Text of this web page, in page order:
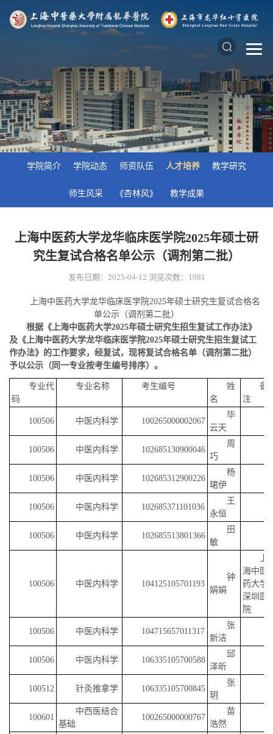
学院简介 学院动态 师资队伍 人才培养 教学研究
师生风采 《杏林风》 教学成果
上海中医药大学龙华临床医学院2025年硕士研
究生复试合格名单公示（调剂第二批）
发布日期：2025-04-12 浏览次数： 1981
上海中医药大学龙华临床医学院2025年硕士研究生复试合格名
单公示（调剂第二批）
根据《上海中医药大学2025年硕士研究生招生复试工作办法》
及《上海中医药大学龙华临床医学院2025年硕士研究生招生复试工
作办法》的工作要求，经复试，现将复试合格名单（调剂第二批）
予以公示（同一专业按考生编号排序）。
专业代
码
专业名称 考生编号
姓
名
备
注
100506 中医内科学 100265000002067
毕
云天
100506 中医内科学 102685130900046
周
巧
100506 中医内科学 102685312900226
杨
珺伊
100506 中医内科学 102685371101036
王
永恒
100506 中医内科学 102685513801366
田
敏
100506 中医内科学 104125105701193
钟
娟娟
海中医
药大学
深圳医
院
100506 中医内科学 104715657011317
张
新洁
100506 中医内科学 106335105700588
邱
泽昕
100512 针灸推拿学 106335105700845
张
玥
100601
中西医结合
基础
100265000000767
苗
浩然